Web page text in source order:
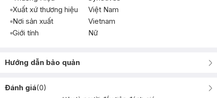
Xuất xứ thương hiệu
Việt Nam
Nơi sản xuất
Vietnam
Giới tính
Nữ
Hướng dẫn bảo quản
Đánh giá(0)